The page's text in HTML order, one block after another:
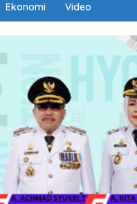
Ekonomi Video